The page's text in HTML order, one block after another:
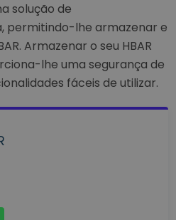
solução de
permitindo-lhe armazenar e
Armazenar o seu HBAR
lhe uma segurança de
fáceis de utilizar.